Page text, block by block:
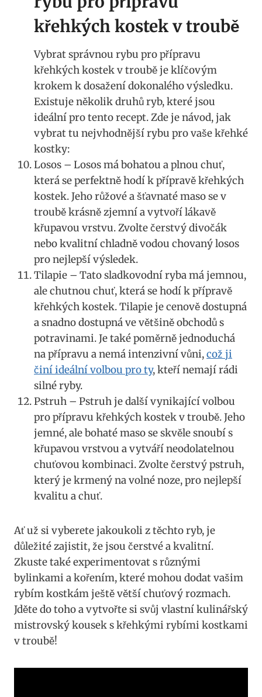
křehkých kostek v troubě
Vybrat správnou rybu pro přípravu
křehkých kostek v troubě je klíčovým
krokem k dosažení dokonalého výsledku.
Existuje několik druhů ryb, které jsou
ideální pro tento recept. Zde je návod, jak
vybrat tu nejvhodnější rybu pro vaše křehké
kostky:
Losos – Losos má bohatou a plnou chuť,
která se perfektně hodí k přípravě křehkých
kostek. Jeho růžové a šťavnaté maso se v
troubě krásně zjemní a vytvoří lákavě
křupavou vrstvu. Zvolte čerstvý divočák
nebo kvalitní chladně vodou chovaný losos
pro nejlepší výsledek.
Tilapie – Tato sladkovodní ryba má jemnou,
ale chutnou chuť, která se hodí k přípravě
křehkých kostek. Tilapie je cenově dostupná
a snadno dostupná ve většině obchodů s
potravinami. Je také poměrně jednoduchá
na přípravu a nemá intenzivní vůni,což ji
činí ideální volbou pro ty, kteří nemají rádi
silné ryby.
Pstruh – Pstruh je další vynikající volbou
pro přípravu křehkých kostek v troubě. Jeho
jemné, ale bohaté maso se skvěle snoubí s
křupavou vrstvou a vytváří neodolatelnou
chuťovou kombinaci. Zvolte čerstvý pstruh,
který je krmený na volné noze, pro nejlepší
kvalitu a chuť.
Ať už si vyberete jakoukoli z těchto ryb, je
důležité zajistit, že jsou čerstvé a kvalitní.
Zkuste také experimentovat s různými
bylinkami a kořením, které mohou dodat vašim
rybím kostkám ještě větší chuťový rozmach.
Jděte do toho a vytvořte si svůj vlastní kulinářský
mistrovský kousek s křehkými rybími kostkami
v troubě!